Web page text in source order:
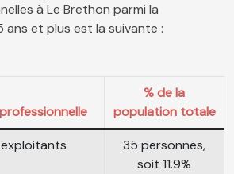
à Le Brethon parmi la
ans et plus est la suivante :
% de la
population totale
35 personnes,
soit 11.9%